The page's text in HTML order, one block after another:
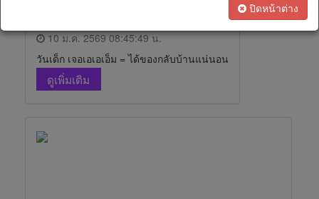
สนใจ
เป็น
ทางการ
10 ม.ค. 2569 08:45:49 น.
วันเด็ก เจอเอเอเอ็ม = ได้ของกลับบ้านแน่นอน
ดูเพิ่มเติม
ปิดหน้าต่าง